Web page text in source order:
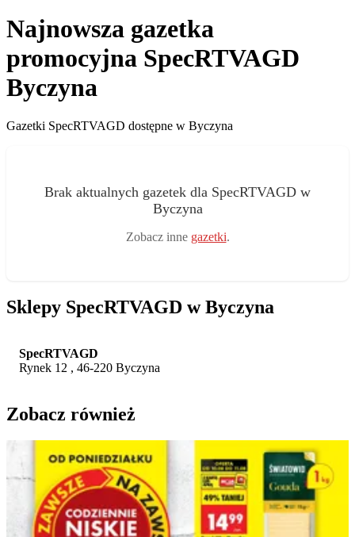
Najnowsza gazetka
promocyjna SpecRTVAGD
Byczyna
Gazetki SpecRTVAGD dostępne w Byczyna
Brak aktualnych gazetek dla SpecRTVAGD w
Byczyna
Zobacz inne gazetki.
Sklepy SpecRTVAGD w Byczyna
SpecRTVAGD
Rynek 12 , 46-220 Byczyna
Zobacz również